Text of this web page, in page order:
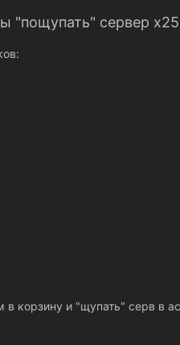
"пощупать" сервер
корзину и "щупать" серв в